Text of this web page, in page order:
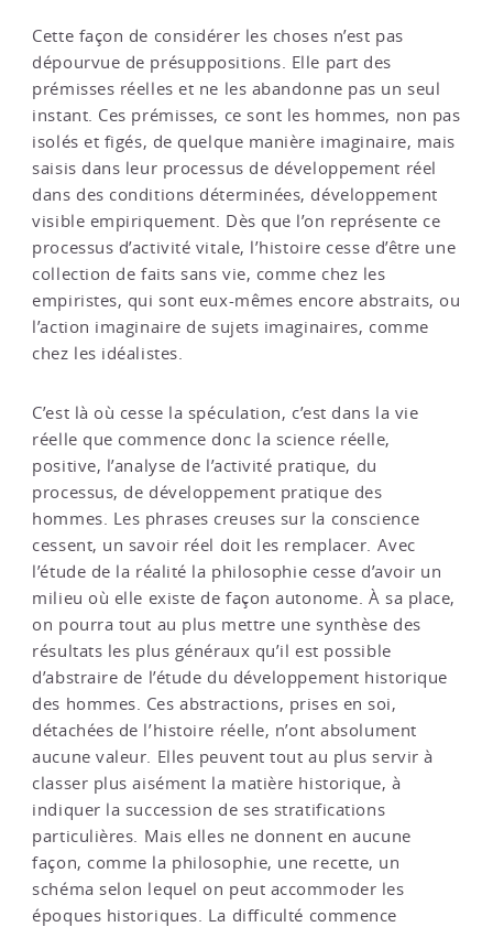
Cette façon de considérer les choses n’est pas
dépourvue de présuppositions. Elle part des
prémisses réelles et ne les abandonne pas un seul
instant. Ces prémisses, ce sont les hommes, non pas
isolés et figés, de quelque manière imaginaire, mais
saisis dans leur processus de développement réel
dans des conditions déterminées, développement
visible empiriquement. Dès que l’on représente ce
processus d’activité vitale, l’histoire cesse d’être une
collection de faits sans vie, comme chez les
empiristes, qui sont eux-mêmes encore abstraits, ou
l’action imaginaire de sujets imaginaires, comme
chez les idéalistes.
C’est là où cesse la spéculation, c’est dans la vie
réelle que commence donc la science réelle,
positive, l’analyse de l’activité pratique, du
processus, de développement pratique des
hommes. Les phrases creuses sur la conscience
cessent, un savoir réel doit les remplacer. Avec
l’étude de la réalité la philosophie cesse d’avoir un
milieu où elle existe de façon autonome. À sa place,
on pourra tout au plus mettre une synthèse des
résultats les plus généraux qu’il est possible
d’abstraire de l’étude du développement historique
des hommes. Ces abstractions, prises en soi,
détachées de l’histoire réelle, n’ont absolument
aucune valeur. Elles peuvent tout au plus servir à
classer plus aisément la matière historique, à
indiquer la succession de ses stratifications
particulières. Mais elles ne donnent en aucune
façon, comme la philosophie, une recette, un
schéma selon lequel on peut accommoder les
époques historiques. La difficulté commence